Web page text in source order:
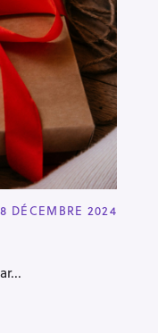
8 DÉCEMBRE 2024